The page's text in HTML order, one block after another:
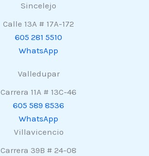
Sincelejo
Calle 13A # 17A-172
605 281 5510
WhatsApp
Valledupar
Carrera 11A # 13C-46
605 589 8536
WhatsApp
Villavicencio
Carrera 39B # 24-08